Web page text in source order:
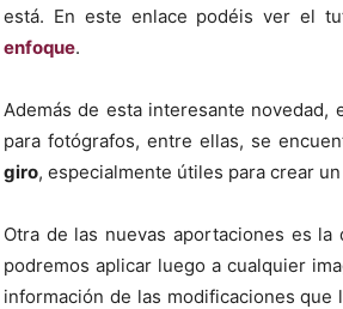
está. En este enlace podéis ver el
enfoque.
Además de esta interesante novedad,
para fotógrafos, entre ellas, se
giro, especialmente útiles para crear
Otra de las nuevas aportaciones es la
podremos aplicar luego a cualquier
información de las modificaciones